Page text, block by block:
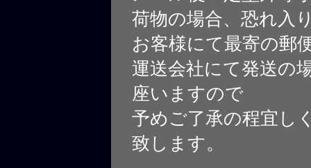
荷物の場合、恐れ入
お客様にて最寄の郵
運送会社にて発送の
座いますので
予めご了承の程宜し
致します。